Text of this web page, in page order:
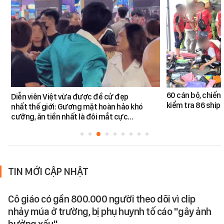
Diễn viên Việt vừa được đề cử đẹp
nhất thế giới: Gương mặt hoàn hảo khó
cưỡng, ăn tiền nhất là đôi mắt cực…
60 cán bộ,
kiểm tra 86
TIN MỚI CẬP NHẬT
Cô giáo có gần 800.000 người theo dõi vì clip
nhảy múa ở trường, bị phụ huynh tố cáo "gây ảnh